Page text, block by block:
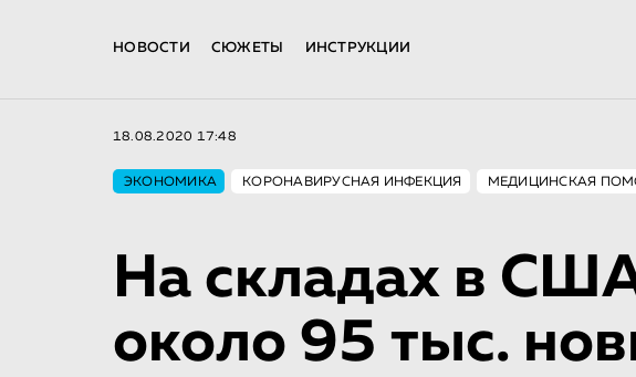
НОВОСТИ СЮЖЕТЫ ИНСТРУКЦИИ
18.08.2020 17:48
ЭКОНОМИКА КОРОНАВИРУСНАЯ ИНФЕКЦИЯ МЕДИЦИНСКАЯ
На складах в
около 95 тыс.